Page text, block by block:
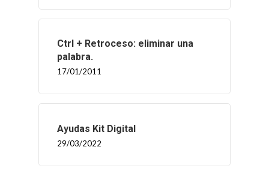
Ctrl + Retroceso: eliminar una
palabra.
17/01/2011
Ayudas Kit Digital
29/03/2022
SOLNEX